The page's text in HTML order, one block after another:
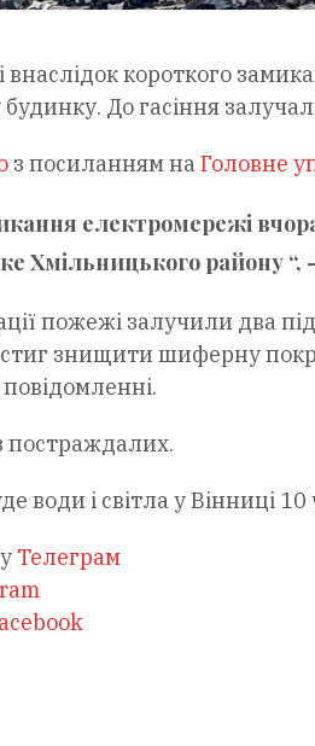
внаслідок короткого
До гасіння
з посиланням наГоловне
електромережі
Хмільницького району “,
пожежі залучили два
знищити шиферну
постраждалих.
води і світла у Вінниці
Телеграм